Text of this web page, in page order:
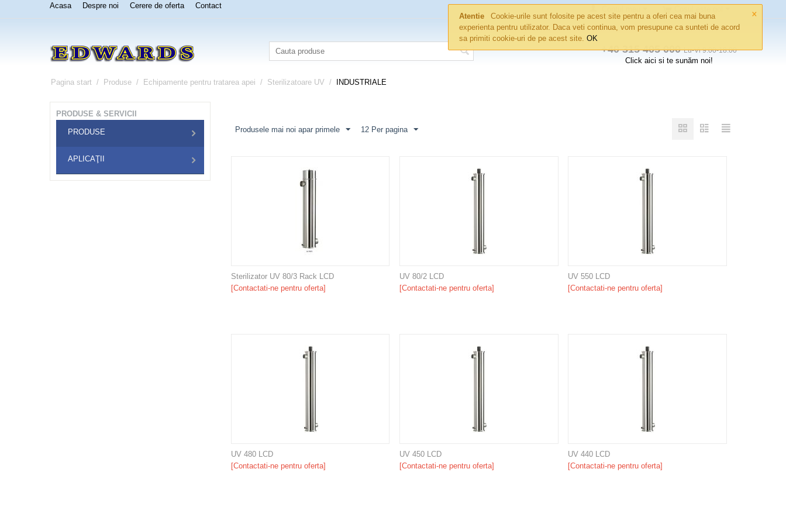
×
Atentie
Cookie-urile sunt folosite pe acest site pentru a oferi cea mai buna
experienta pentru utilizator. Daca veti continua, vom presupune ca sunteti de acord
sa primiti cookie-uri de pe acest site.OK
Acasa Despre noi Cerere de oferta Contact
+40 315 405 000 Lu-Vi 9:00-18:00
Click aici si te sunăm noi!
Pagina start / Produse / Echipamente pentru tratarea apei / Sterilizatoare UV / INDUSTRIALE
PRODUSE & SERVICII
PRODUSE
APLICAŢII
Produsele mai noi apar primele 12 Per pagina
Sterilizator UV 80/3 Rack LCD
[Contactati-ne pentru oferta]
UV 80/2 LCD
[Contactati-ne pentru oferta]
UV 550 LCD
[Contactati-ne pentru oferta]
UV 480 LCD
[Contactati-ne pentru oferta]
UV 450 LCD
[Contactati-ne pentru oferta]
UV 440 LCD
[Contactati-ne pentru oferta]